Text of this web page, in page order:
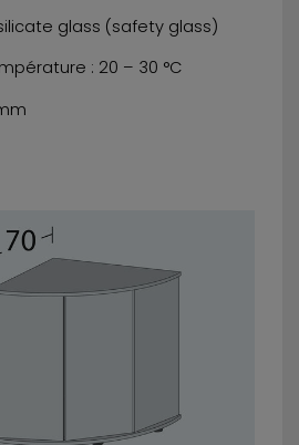
glass (safety glass)
: 20 – 30 °C